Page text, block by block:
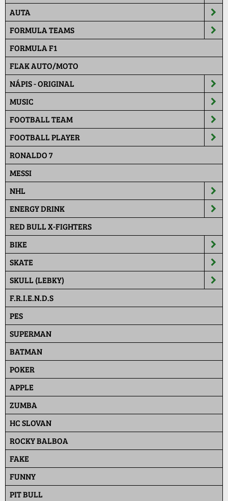
AUTA
FORMULA TEAMS
FORMULA F1
FĽAK AUTO/MOTO
NÁPIS - ORIGINAL
MUSIC
FOOTBALL TEAM
FOOTBALL PLAYER
RONALDO 7
MESSI
NHL
ENERGY DRINK
RED BULL X-FIGHTERS
BIKE
SKATE
SKULL (LEBKY)
F.R.I.E.N.D.S
PES
SUPERMAN
BATMAN
POKER
APPLE
ZUMBA
HC SLOVAN
ROCKY BALBOA
FAKE
FUNNY
PIT BULL